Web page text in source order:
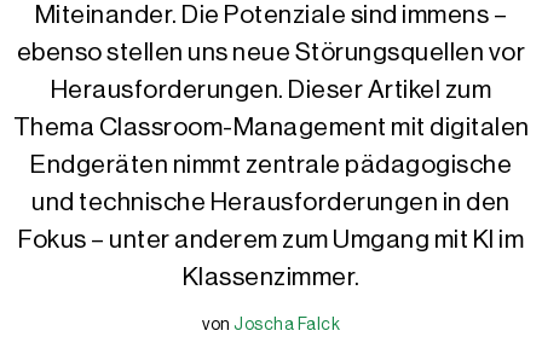
Miteinander. Die Potenziale sind immens –
ebenso stellen uns neue Störungs­quellen vor
Heraus­forderungen. Dieser Artikel zum
Thema Classroom-Management mit digitalen
Endgeräten nimmt zentrale pädagogische
und technische Heraus­forderungen in den
Fokus – unter anderem zum Umgang mit KI im
Klassenzimmer.
von Joscha Falck